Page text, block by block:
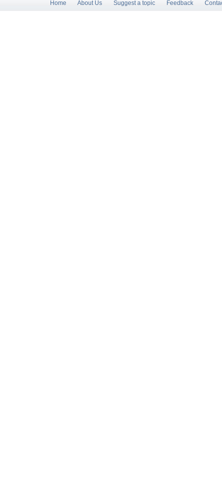
Home About Us Suggest a topic Feedback